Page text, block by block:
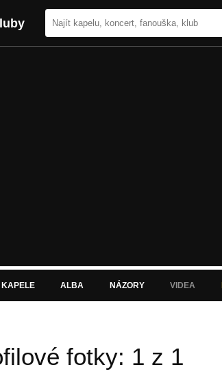
KAPELE ALBA NÁZORY VIDEA
fotky: 1 z 1